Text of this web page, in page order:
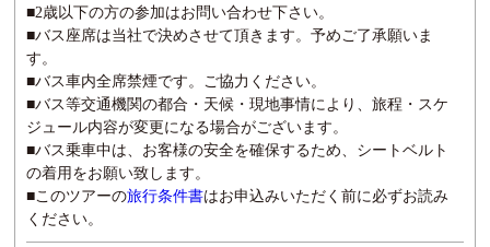
■2歳以下の方の参加はお問い合わせ下さい。
■バス座席は当社で決めさせて頂きます。予めご了承願いま
す。
■バス車内全席禁煙です。ご協力ください。
■バス等交通機関の都合・天候・現地事情により、旅程・スケ
ジュール内容が変更になる場合がございます。
■バス乗車中は、お客様の安全を確保するため、シートベルト
の着用をお願い致します。
■このツアーの旅行条件書はお申込みいただく前に必ずお読み
ください。